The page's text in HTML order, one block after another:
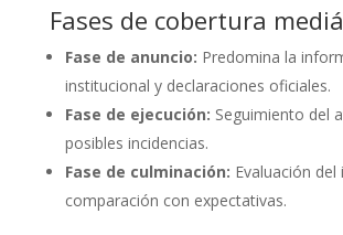
Fases de cobertura
Fase de anuncio: Predomina la
institucional y declaraciones oficiales.
Fase de ejecución: Seguimiento del
posibles incidencias.
Fase de culminación: Evaluación
comparación con expectativas.